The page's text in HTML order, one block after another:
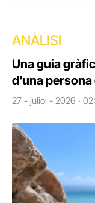
ANÀLISI
Una guia
d’una
27 - juliol - 2026 ·